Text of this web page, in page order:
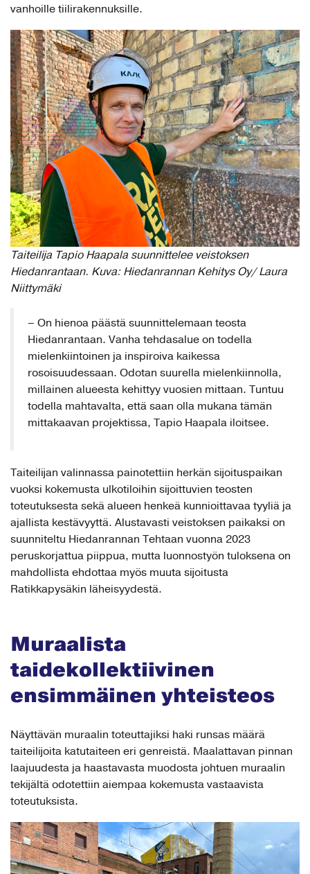
vanhoille tiilirakennuksille.
Taiteilija Tapio Haapala suunnittelee veistoksen
Hiedanrantaan. Kuva: Hiedanrannan Kehitys Oy/ Laura
Niittymäki
– On hienoa päästä suunnittelemaan teosta
Hiedanrantaan. Vanha tehdasalue on todella
mielenkiintoinen ja inspiroiva kaikessa
rosoisuudessaan. Odotan suurella mielenkiinnolla,
millainen alueesta kehittyy vuosien mittaan. Tuntuu
todella mahtavalta, että saan olla mukana tämän
mittakaavan projektissa, Tapio Haapala iloitsee.
Taiteilijan valinnassa painotettiin herkän sijoituspaikan
vuoksi kokemusta ulkotiloihin sijoittuvien teosten
toteutuksesta sekä alueen henkeä kunnioittavaa tyyliä ja
ajallista kestävyyttä. Alustavasti veistoksen paikaksi on
suunniteltu Hiedanrannan Tehtaan vuonna 2023
peruskorjattua piippua, mutta luonnostyön tuloksena on
mahdollista ehdottaa myös muuta sijoitusta
Ratikkapysäkin läheisyydestä.
Muraalista
taidekollektiivinen
ensimmäinen yhteisteos
Näyttävän muraalin toteuttajiksi haki runsas määrä
taiteilijoita katutaiteen eri genreistä. Maalattavan pinnan
laajuudesta ja haastavasta muodosta johtuen muraalin
tekijältä odotettiin aiempaa kokemusta vastaavista
toteutuksista.